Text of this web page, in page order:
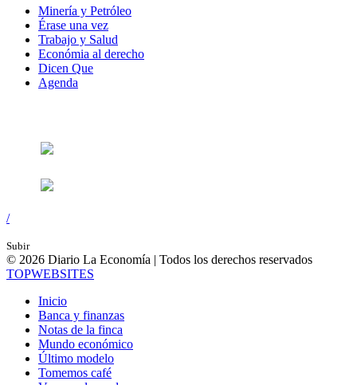
Minería y Petróleo
Érase una vez
Trabajo y Salud
Económia al derecho
Dicen Que
Agenda
/
Subir
© 2026 Diario La Economía | Todos los derechos reservados
TOPWEBSITES
Inicio
Banca y finanzas
Notas de la finca
Mundo económico
Último modelo
Tomemos café